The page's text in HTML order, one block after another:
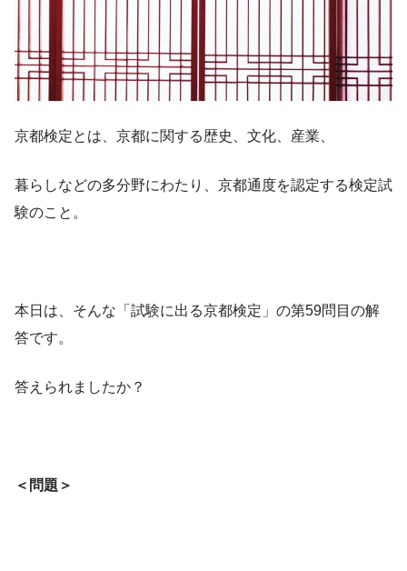
京都検定とは、京都に関する歴史、文化、産業、
暮らしなどの多分野にわたり、京都通度を認定する検定試
験のこと。
本日は、そんな「試験に出る京都検定」の第59問目の解
答です。
答えられましたか？
＜問題＞